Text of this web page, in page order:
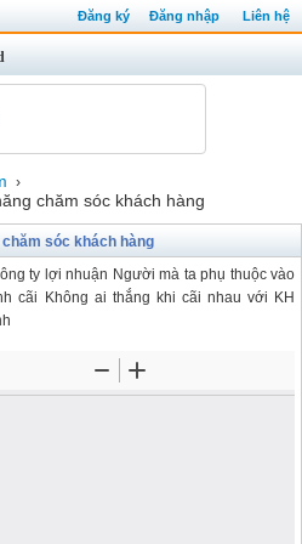
Đăng ký Đăng nhập Liên hệ
›
chăm sóc khách hàng
sóc khách hàng
ty lợi nhuận Người mà ta phụ thuộc vào
cãi Không ai thắng khi cãi nhau với KH